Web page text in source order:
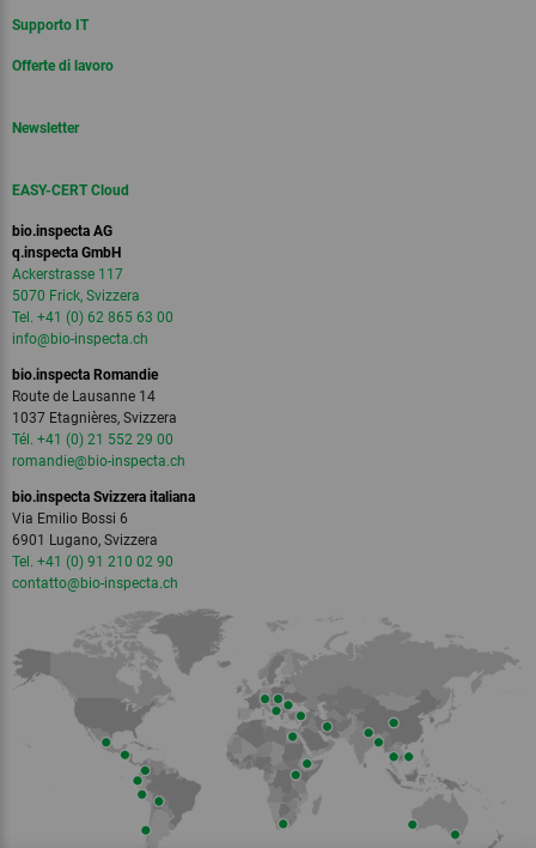
Supporto IT
Offerte di lavoro
Newsletter
EASY-CERT Cloud
bio.inspecta AG
q.inspecta GmbH
Ackerstrasse 117
5070 Frick, Svizzera
Tel. +41 (0) 62 865 63 00
info@bio-inspecta.ch
bio.inspecta Romandie
Route de Lausanne 14
1037 Etagnières, Svizzera
Tél. +41 (0) 21 552 29 00
romandie@bio-inspecta.ch
bio.inspecta Svizzera italiana
Via Emilio Bossi 6
6901 Lugano, Svizzera
Tel. +41 (0) 91 210 02 90
contatto@bio-inspecta.ch